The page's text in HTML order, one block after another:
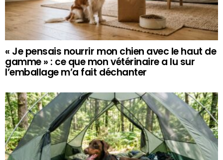
« Je pensais nourrir mon chien avec le haut de
gamme » : ce que mon vétérinaire a lu sur
l’emballage m’a fait déchanter